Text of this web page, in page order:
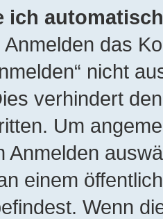
ich
das
nicht
verhindert
Um
Anmelden
einem
Wenn